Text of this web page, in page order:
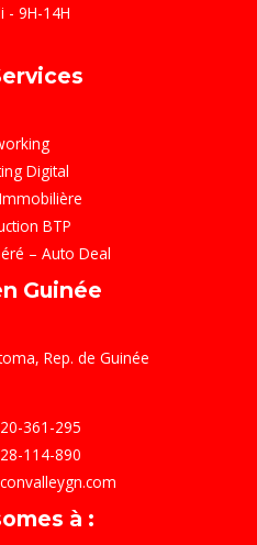
- 9H-14H
Digital
BTP
– Auto Deal
Guinée
Rep. de Guinée
361-295
114-890
à :